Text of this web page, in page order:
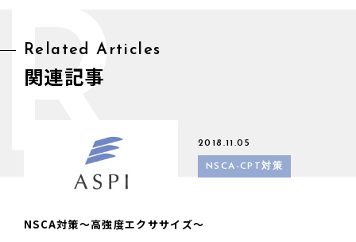
Related Articles
関連記事
2018.11.05
NSCA-CPT対策
NSCA対策〜高強度エクササイズ〜